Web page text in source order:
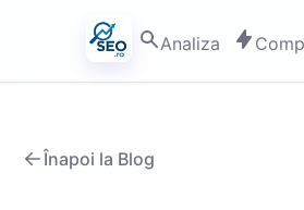
Analiza
Înapoi la Blog